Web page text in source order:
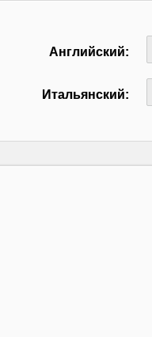
Английский:
Итальянский: